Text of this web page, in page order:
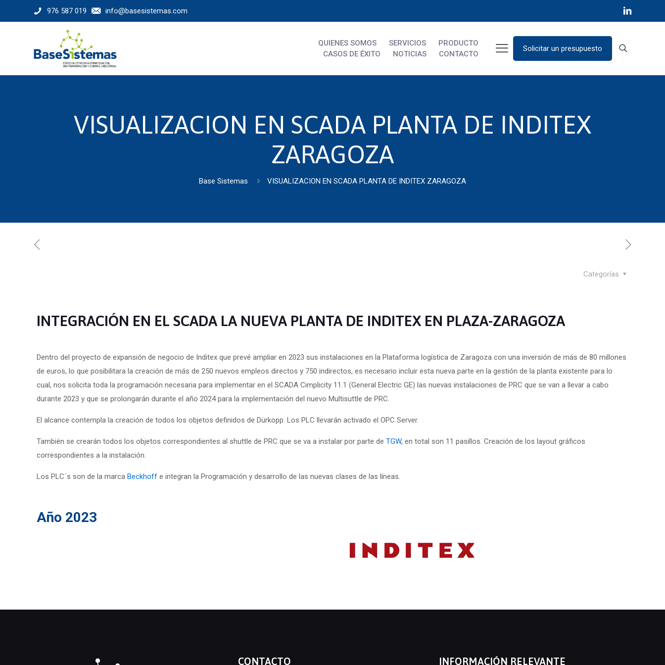
976 587 019 info@basesistemas.com
QUIENES SOMOS SERVICIOS
PRODUCTO
CASOS DE ÉXITO
NOTICIAS CONTACTO
Solicitar un presupuesto
VISUALIZACION EN SCADA PLANTA DE INDITEX
ZARAGOZA
Base Sistemas VISUALIZACION EN SCADA PLANTA DE INDITEX ZARAGOZA
Categorías
INTEGRACIÓN EN EL SCADA LA NUEVA PLANTA DE INDITEX EN PLAZA-ZARAGOZA
Dentro del proyecto de expansión de negocio de Inditex que prevé ampliar en 2023 sus instalaciones en la Plataforma logística de Zaragoza con una inversión de más de 80 millones
de euros, lo que posibilitara la creación de más de 250 nuevos empleos directos y 750 indirectos, es necesario incluir esta nueva parte en la gestión de la planta existente para lo
cual, nos solicita toda la programación necesaria para implementar en el SCADA Cimplicity 11.1 (General Electric GE) las nuevas instalaciones de PRC que se van a llevar a cabo
durante 2023 y que se prolongarán durante el año 2024 para la implementación del nuevo Multisuttle de PRC.
El alcance contempla la creación de todos los objetos definidos de Dürkopp. Los PLC llevarán activado el OPC Server.
También se crearán todos los objetos correspondientes al shuttle de PRC que se va a instalar por parte de TGW, en total son 11 pasillos. Creación de los layout gráficos
correspondientes a la instalación.
Los PLC´s son de la marca Beckhoff e integran la Programación y desarrollo de las nuevas clases de las líneas.
Año 2023
CONTACTO INFORMACIÓN RELEVANTE